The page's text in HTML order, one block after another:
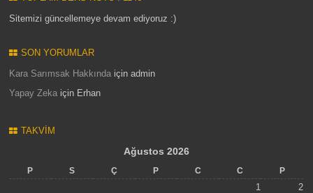
Sitemizi güncellemeye devam ediyoruz :)
SON YORUMLAR
Kara Sarımsak Hakkında içinadmin
Yapay Zeka için Erhan
TAKVIM
Ağustos 2026
P S Ç P C C P
1
2